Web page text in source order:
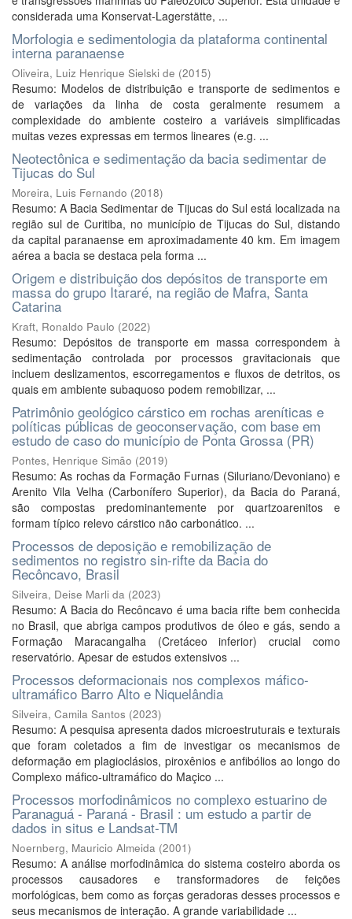
considerada uma Konservat-Lagerstätte, ...
Morfologia e sedimentologia da plataforma continental
interna paranaense
Oliveira, Luiz Henrique Sielski de (2015)
Resumo: Modelos de distribuição e transporte de sedimentos e
de variações da linha de costa geralmente resumem a
complexidade do ambiente costeiro a variáveis simplificadas
muitas vezes expressas em termos lineares (e.g. ...
Neotectônica e sedimentação da bacia sedimentar de
Tijucas do Sul
Moreira, Luis Fernando (2018)
Resumo: A Bacia Sedimentar de Tijucas do Sul está localizada na
região sul de Curitiba, no município de Tijucas do Sul, distando
da capital paranaense em aproximadamente 40 km. Em imagem
aérea a bacia se destaca pela forma ...
Origem e distribuição dos depósitos de transporte em
massa do grupo Itararé, na região de Mafra, Santa
Catarina
Kraft, Ronaldo Paulo (2022)
Resumo: Depósitos de transporte em massa correspondem à
sedimentação controlada por processos gravitacionais que
incluem deslizamentos, escorregamentos e fluxos de detritos, os
quais em ambiente subaquoso podem remobilizar, ...
Patrimônio geológico cárstico em rochas areníticas e
políticas públicas de geoconservação, com base em
estudo de caso do município de Ponta Grossa (PR)
Pontes, Henrique Simão (2019)
Resumo: As rochas da Formação Furnas (Siluriano/Devoniano) e
Arenito Vila Velha (Carbonífero Superior), da Bacia do Paraná,
são compostas predominantemente por quartzoarenitos e
formam típico relevo cárstico não carbonático. ...
Processos de deposição e remobilização de
sedimentos no registro sin-rifte da Bacia do
Recôncavo, Brasil
Silveira, Deise Marli da (2023)
Resumo: A Bacia do Recôncavo é uma bacia rifte bem conhecida
no Brasil, que abriga campos produtivos de óleo e gás, sendo a
Formação Maracangalha (Cretáceo inferior) crucial como
reservatório. Apesar de estudos extensivos ...
Processos deformacionais nos complexos máfico-
ultramáfico Barro Alto e Niquelândia
Silveira, Camila Santos (2023)
Resumo: A pesquisa apresenta dados microestruturais e texturais
que foram coletados a fim de investigar os mecanismos de
deformação em plagioclásios, piroxênios e anfibólios ao longo do
Complexo máfico-ultramáfico do Maçico ...
Processos morfodinâmicos no complexo estuarino de
Paranaguá - Paraná - Brasil : um estudo a partir de
dados in situs e Landsat-TM
Noernberg, Mauricio Almeida (2001)
Resumo: A análise morfodinâmica do sistema costeiro aborda os
processos causadores e transformadores de feições
morfológicas, bem como as forças geradoras desses processos e
seus mecanismos de interação. A grande variabilidade ...